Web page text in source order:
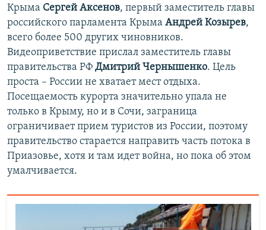
Крыма Сергей Аксенов, первый заместитель главы
российского парламента Крыма Андрей Козырев,
всего более 500 других чиновников.
Видеоприветствие прислал заместитель главы
правительства РФ Дмитрий Чернышенко. Цель
проста – России не хватает мест отдыха.
Посещаемость курорта значительно упала не
только в Крыму, но и в Сочи, заграница
ограничивает прием туристов из России, поэтому
правительство старается направить часть потока в
Приазовье, хотя и там идет война, но пока об этом
умалчивается.